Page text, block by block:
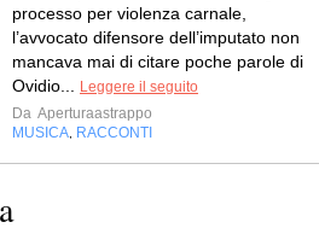
processo per violenza carnale,
l’avvocato difensore dell’imputato non
mancava mai di citare poche parole di
Ovidio...
Leggere il seguito
Da Aperturaastrappo
MUSICA RACCONTI